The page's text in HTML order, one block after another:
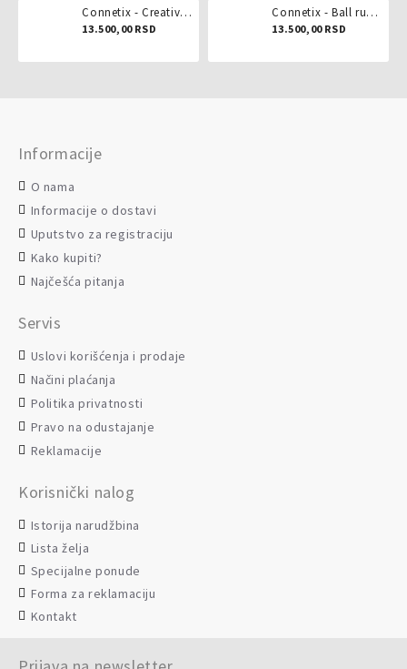
Connetix - Creative pack 102 dela
13.500,00 RSD
Connetix - Ball run pastel 106 delova
13.500,00 RSD
Informacije
O nama
Informacije o dostavi
Uputstvo za registraciju
Kako kupiti?
Najčešća pitanja
Servis
Uslovi korišćenja i prodaje
Načini plaćanja
Politika privatnosti
Pravo na odustajanje
Reklamacije
Korisnički nalog
Istorija narudžbina
Lista želja
Specijalne ponude
Forma za reklamaciju
Kontakt